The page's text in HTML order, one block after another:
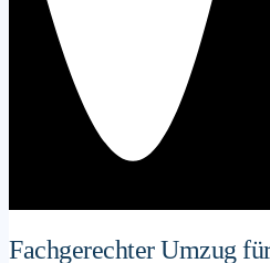
Fachgerechter Umzug